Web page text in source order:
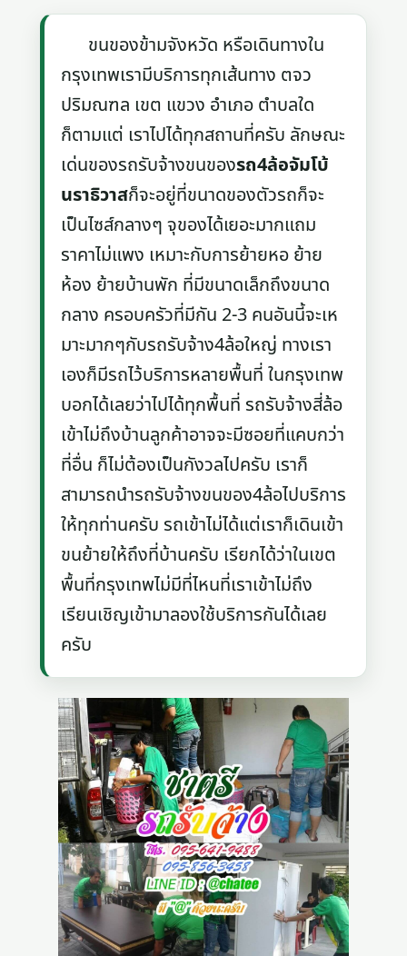
ขนของข้ามจังหวัด หรือเดินทางใน
กรุงเทพเรามีบริการทุกเส้นทาง ตจว
ปริมณฑล เขต แขวง อำเภอ ตำบลใด
ก็ตามแต่ เราไปได้ทุกสถานที่ครับ ลักษณะ
เด่นของรถรับจ้างขนของรถ4ล้อจัมโบ้
นราธิวาสก็จะอยู่ที่ขนาดของตัวรถก็จะ
เป็นไซส์กลางๆ จุของได้เยอะมากแถม
ราคาไม่แพง เหมาะกับการย้ายหอ ย้าย
ห้อง ย้ายบ้านพัก ที่มีขนาดเล็กถึงขนาด
กลาง ครอบครัวที่มีกัน 2-3 คนอันนี้จะเห
มาะมากๆกับรถรับจ้าง4ล้อใหญ่ ทางเรา
เองก็มีรถไว้บริการหลายพื้นที่ ในกรุงเทพ
บอกได้เลยว่าไปได้ทุกพื้นที่ รถรับจ้างสี่ล้อ
เข้าไม่ถึงบ้านลูกค้าอาจจะมีซอยที่แคบกว่า
ที่อื่น ก็ไม่ต้องเป็นกังวลไปครับ เราก็
สามารถนำรถรับจ้างขนของ4ล้อไปบริการ
ให้ทุกท่านครับ รถเข้าไม่ได้แต่เราก็เดินเข้า
ขนย้ายให้ถึงที่บ้านครับ เรียกได้ว่าในเขต
พื้นที่กรุงเทพไม่มีที่ไหนที่เราเข้าไม่ถึง
เรียนเชิญเข้ามาลองใช้บริการกันได้เลย
ครับ